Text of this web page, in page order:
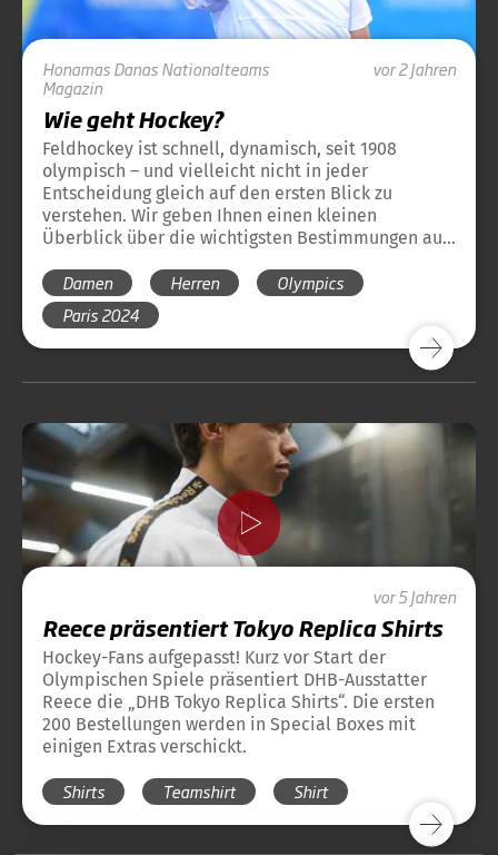
HonamasDanasNationalteams
Magazin
vor 2 Jahren
Wie geht Hockey?
Feldhockey ist schnell, dynamisch, seit 1908
olympisch – und vielleicht nicht in jeder
Entscheidung gleich auf den ersten Blick zu
verstehen. Wir geben Ihnen einen kleinen
Überblick über die wichtigsten Bestimmungen aus
Feldhockey. Damit sich der Hockey-Regel-
Dschungel auch für die neuen Hockeyfreunde ganz
schnell lichtet.
Damen Herren
Olympics
Paris 2024
vor 5 Jahren
Reece präsentiert Tokyo Replica Shirts
Hockey-Fans aufgepasst! Kurz vor Start der
Olympischen Spiele präsentiert DHB-Ausstatter
Reece die „DHB Tokyo Replica Shirts“. Die ersten
200 Bestellungen werden in Special Boxes mit
einigen Extras verschickt.
Shirts Teamshirt Shirt